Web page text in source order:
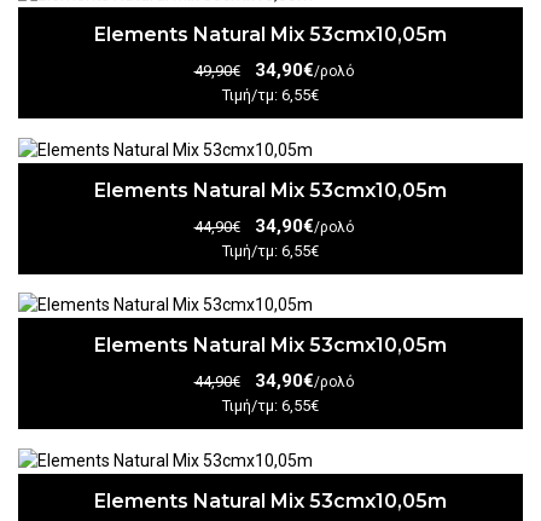
Elements Natural Mix 53cmx10,05m
49,90€ 34,90€/ρολό
Τιμή/τμ: 6,55€
Elements Natural Mix 53cmx10,05m
44,90€ 34,90€/ρολό
Τιμή/τμ: 6,55€
Elements Natural Mix 53cmx10,05m
44,90€ 34,90€/ρολό
Τιμή/τμ: 6,55€
Elements Natural Mix 53cmx10,05m